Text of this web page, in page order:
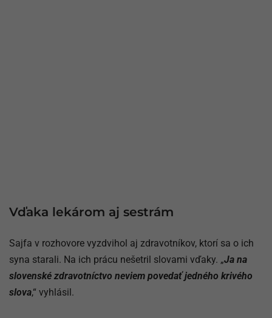
Vďaka lekárom aj sestrám
Sajfa v rozhovore vyzdvihol aj zdravotníkov, ktorí sa o ich
syna starali. Na ich prácu nešetril slovami vďaky. „Ja na
slovenské zdravotníctvo neviem povedať jedného krivého
slova,“ vyhlásil.